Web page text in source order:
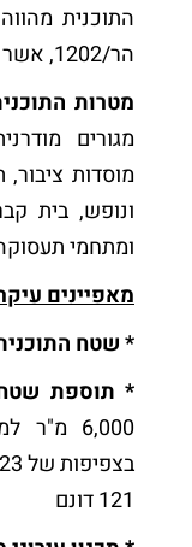
התוכנית
הר/1202, אשר קיבלה אישור בשנת 2015.
מטרות
מגורים
מוסדות
ונופש, בית
ומתחמי
מאפיינים
* שטח
* תוספת
121 דונם